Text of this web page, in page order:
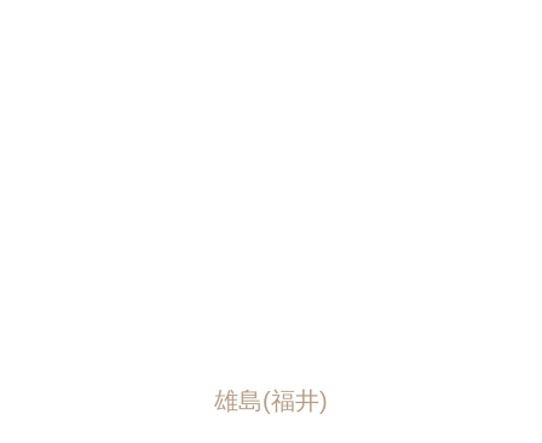
雄島(福井)